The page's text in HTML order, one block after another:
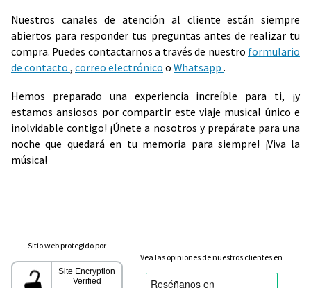
Nuestros canales de atención al cliente están siempre
abiertos para responder tus preguntas antes de realizar tu
compra. Puedes contactarnos a través de nuestro formulario
de contacto , correo electrónico o Whatsapp .
Hemos preparado una experiencia increíble para ti, ¡y
estamos ansiosos por compartir este viaje musical único e
inolvidable contigo! ¡Únete a nosotros y prepárate para una
noche que quedará en tu memoria para siempre! ¡Viva la
música!
Sitio web protegido por
Vea las opiniones de nuestros clientes en